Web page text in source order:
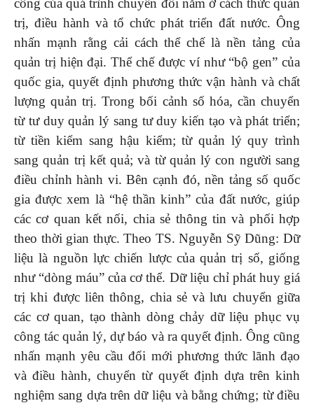
trị, điều hành và tổ chức phát triển đất nước. Ông
nhấn mạnh rằng cải cách thể chế là nền tảng của
quản trị hiện đại. Thể chế được ví như “bộ gen” của
quốc gia, quyết định phương thức vận hành và chất
lượng quản trị. Trong bối cảnh số hóa, cần chuyển
từ tư duy quản lý sang tư duy kiến tạo và phát triển;
từ tiền kiểm sang hậu kiểm; từ quản lý quy trình
sang quản trị kết quả; và từ quản lý con người sang
điều chỉnh hành vi. Bên cạnh đó, nền tảng số quốc
gia được xem là “hệ thần kinh” của đất nước, giúp
các cơ quan kết nối, chia sẻ thông tin và phối hợp
theo thời gian thực. Theo TS. Nguyễn Sỹ Dũng: Dữ
liệu là nguồn lực chiến lược của quản trị số, giống
như “dòng máu” của cơ thể. Dữ liệu chỉ phát huy giá
trị khi được liên thông, chia sẻ và lưu chuyển giữa
các cơ quan, tạo thành dòng chảy dữ liệu phục vụ
công tác quản lý, dự báo và ra quyết định. Ông cũng
nhấn mạnh yêu cầu đổi mới phương thức lãnh đạo
và điều hành, chuyển từ quyết định dựa trên kinh
nghiệm sang dựa trên dữ liệu và bằng chứng; từ điều